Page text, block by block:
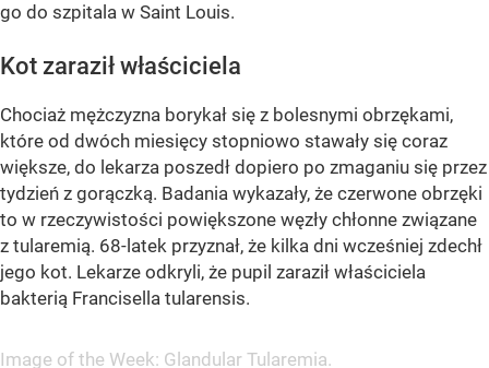
go do szpitala w Saint Louis.
Kot zaraził właściciela
Chociaż mężczyzna borykał się z bolesnymi obrzękami,
które od dwóch miesięcy stopniowo stawały się coraz
większe, do lekarza poszedł dopiero po zmaganiu się przez
tydzień z gorączką. Badania wykazały, że czerwone obrzęki
to w rzeczywistości powiększone węzły chłonne związane
z tularemią. 68-latek przyznał, że kilka dni wcześniej zdechł
jego kot. Lekarze odkryli, że pupil zaraził właściciela
bakterią Francisella tularensis.
Image of the Week: Glandular Tularemia.